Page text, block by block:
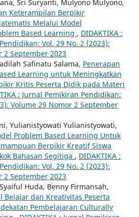
Sri Suryanti, Mulyono Mulyono,
Keterampilan Berpikir
Melalui Model
Based Learning , DIDAKTIKA :
Vol. 29 No. 2 (2023):
2 September 2023
Safinatu Salama, Penerapan
Learning untuk Meningkatkan
Kritis Peserta Didik pada Materi
: Jurnal Pemikiran Pendidikan:
Volume 29 Nomor 2 September
Yulianistyowati Yulianistyowati,
Problem Based Learning Untuk
Berpikir Kreatif Siswa
Bahasan Segitiga , DIDAKTIKA :
Vol. 29 No. 2 (2023):
2 September 2023
Huda, Benny Firmansah,
Belajar dan Kreativitas Peserta
Pembelajaran Culturally